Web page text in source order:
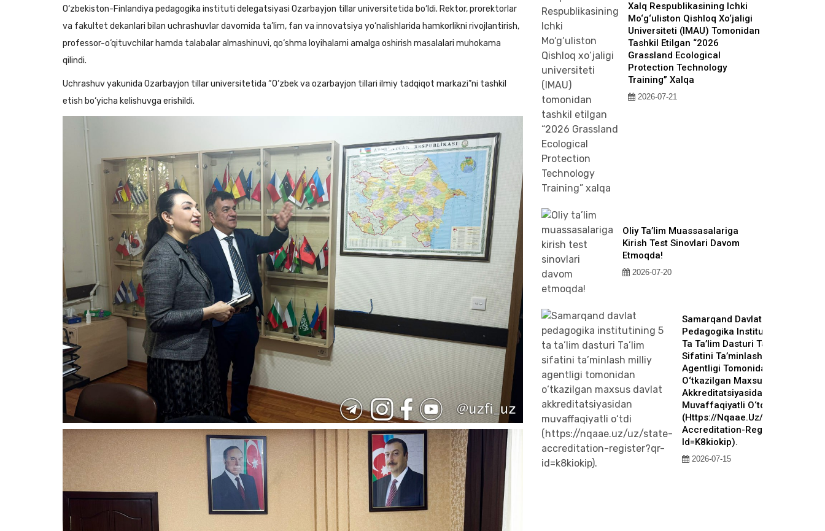
O‘zbekiston-Finlandiya pedagogika instituti delegatsiyasi Ozarbayjon tillar universitetida bo‘ldi. Rektor, prorektorlar
va fakultet dekanlari bilan uchrashuvlar davomida ta’lim, fan va innovatsiya yo‘nalishlarida hamkorlikni rivojlantirish,
professor-o‘qituvchilar hamda talabalar almashinuvi, qo‘shma loyihalarni amalga oshirish masalalari muhokama
qilindi.
Uchrashuv yakunida Ozarbayjon tillar universitetida “O‘zbek va ozarbayjon tillari ilmiy tadqiqot markazi”ni tashkil
etish bo‘yicha kelishuvga erishildi.
Xalq Respublikasining Ichki
Mo‘g‘uliston Qishloq Xo‘jaligi
Universiteti (IMAU) Tomonidan
Tashkil Etilgan “2026
Grassland Ecological
Protection Technology
Training” Xalqa
2026-07-21
Oliy Ta’lim Muassasalariga
Kirish Test Sinovlari Davom
Etmoqda!
2026-07-20
Samarqand Davlat
Pedagogika Institutining 5
Ta Ta’lim Dasturi Ta’lim
Sifatini Ta’minlash Milliy
Agentligi Tomonidan
O‘tkazilgan Maxsus Davlat
Akkreditatsiyasidan
Muvaffaqiyatli O‘tdi
(https://nqaae.uz/uz/state-
Accreditation-Register?qr-
Id=k8kiokip).
2026-07-15